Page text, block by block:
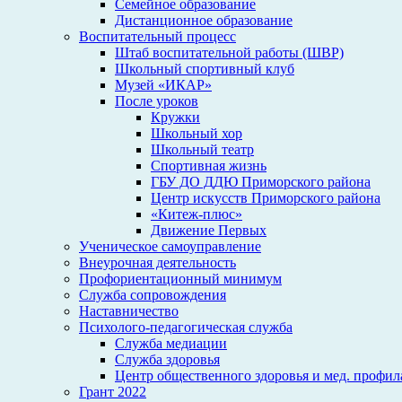
Семейное образование
Дистанционное образование
Воспитательный процесс
Штаб воспитательной работы (ШВР)
Школьный спортивный клуб
Музей «ИКАР»
После уроков
Кружки
Школьный хор
Школьный театр
Спортивная жизнь
ГБУ ДО ДДЮ Приморского района
Центр искусств Приморского района
«Китеж-плюс»
Движение Первых
Ученическое самоуправление
Внеурочная деятельность
Профориентационный минимум
Служба сопровождения
Наставничество
Психолого-педагогическая служба
Служба медиации
Служба здоровья
Центр общественного здоровья и мед.
Грант 2022